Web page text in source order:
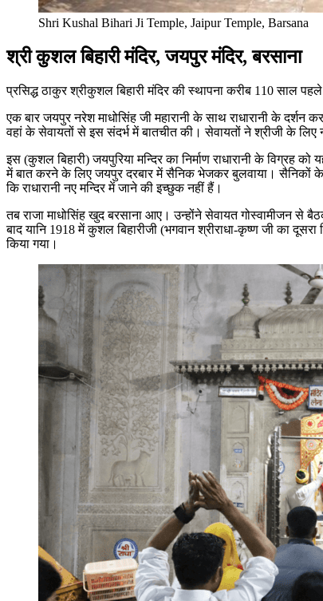
Shri Kushal Bihari Ji Temple, Jaipur Temple, Barsana
श्री कुशल बिहारी मंदिर, जयपुर मंदिर, बरसाना
प्रसिद्ध ठाकुर श्रीकुशल बिहारी मंदिर की स्थापना करीब 110 साल
एक बार जयपुर नरेश माधोसिंह जी महारानी के साथ राधारानी के
वहां के सेवायतों से इस संदर्भ में बातचीत की। सेवायतों ने श्रीजी के लिए
इस (कुशल बिहारी) जयपुरिया मन्दिर का निर्माण राधारानी के विग्रह
में बात करने के लिए जयपुर दरबार में सैनिक भेजकर बुलवाया। सैनिकों
कि राधारानी नए मन्दिर में जाने की इच्छुक नहीं हैं।
तब राजा माधोसिंह खुद बरसाना आए। उन्होंने सेवायत गोस्वामीजन से
बाद यानि 1918 में कुशल बिहारीजी (भगवान श्रीराधा-कृष्ण जी का
किया गया।